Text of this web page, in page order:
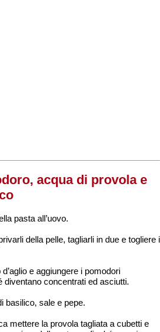
acqua di provola e
pasta all’uovo.
della pelle, tagliarli in due e togliere i
e aggiungere i pomodori
diventano concentrati ed asciutti.
basilico, sale e pepe.
mettere la provola tagliata a cubetti e